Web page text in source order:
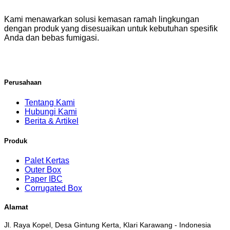
Kami menawarkan solusi kemasan ramah lingkungan
dengan produk yang disesuaikan untuk kebutuhan spesifik
Anda dan bebas fumigasi.
Perusahaan
Tentang Kami
Hubungi Kami
Berita & Artikel
Produk
Palet Kertas
Outer Box
Paper IBC
Corrugated Box
Alamat
Jl. Raya Kopel, Desa Gintung Kerta, Klari Karawang - Indonesia